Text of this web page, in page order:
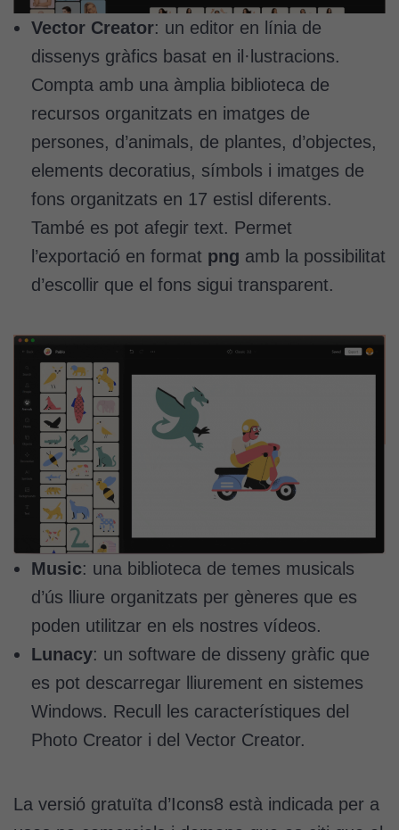
Vector Creator: un editor en línia de
dissenys gràfics basat en il·lustracions.
Compta amb una àmplia biblioteca de
recursos organitzats en imatges de
persones, d’animals, de plantes, d’objectes,
elements decoratius, símbols i imatges de
fons organitzats en 17 estisl diferents.
També es pot afegir text. Permet
l’exportació en format png amb la possibilitat
d’escollir que el fons sigui transparent.
Music: una biblioteca de temes musicals
d’ús lliure organitzats per gèneres que es
poden utilitzar en els nostres vídeos.
Lunacy: un software de disseny gràfic que
es pot descarregar lliurement en sistemes
Windows. Recull les característiques del
Photo Creator i del Vector Creator.
La versió gratuïta d’Icons8 està indicada per a